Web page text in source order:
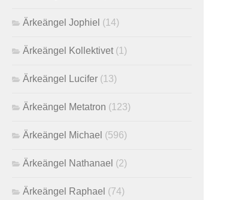
Ärkeängel Jophiel (14)
Ärkeängel Kollektivet (1)
Ärkeängel Lucifer (13)
Ärkeängel Metatron (123)
Ärkeängel Michael (596)
Ärkeängel Nathanael (2)
Ärkeängel Raphael (74)